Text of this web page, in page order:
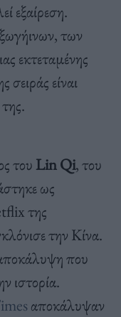
εξαίρεση.
των
εκτεταμένης
είναι
του Lin Qi, του
ως
της
την Κίνα.
που
ιστορία.
αποκάλυψαν